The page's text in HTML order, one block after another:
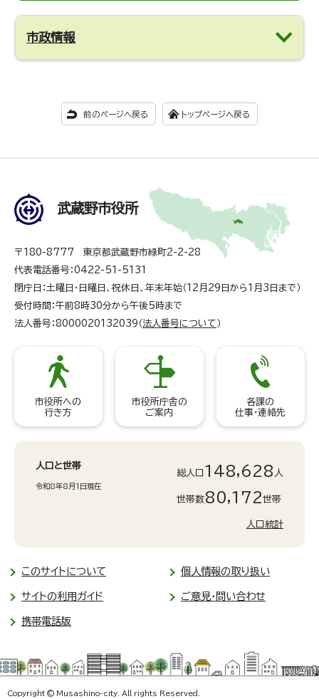
市政情報
前のページへ戻る トップページへ戻る
武蔵野市役所
〒180-8777 東京都武蔵野市緑町2-2-28
代表電話番号：0422-51-5131
閉庁日：土曜日・日曜日、祝休日、年末年始（12月29日から1月3日まで）
受付時間：午前8時30分から午後5時まで
法人番号：8000020132039（ 法人番号について ）
市役所への
行き方
市役所庁舎の
ご案内
各課の
仕事・連絡先
人口と世帯
令和8年8月1日現在
総人口 148,628 人
世帯数80,172世帯
人口統計
このサイトについて 個人情報の取り扱い
サイトの利用ガイド ご意見・問い合わせ
携帯電話版
Copyright © Musashino-city. All rights Reserved.